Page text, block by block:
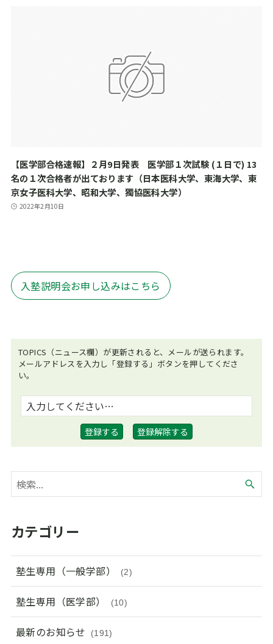
【医学部合格速報】２月9日発表 医学部１次試験 (１日で) 13
名の１次合格者が出ております（日本医科大学、東海大学、東
京女子医科大学、昭和大学、獨協医科大学）
2022年2月10日
入塾説明会お申し込みはこちら
TOPICS（ニュース欄）が更新されると、メールが送られます。
メールアドレスを入力し「登録する」ボタンを押してくださ
い。
カテゴリー
塾生専用（一般学部） (2)
塾生専用（医学部） (10)
最新のお知らせ (191)